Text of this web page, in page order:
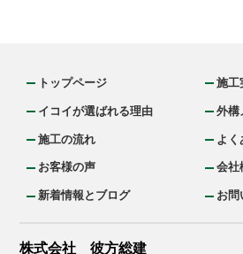
トップページ 施工
イコイが選ばれる理由 外構
施工の流れ よく
お客様の声 会社
新着情報とブログ お問
株式会社 彼方総建